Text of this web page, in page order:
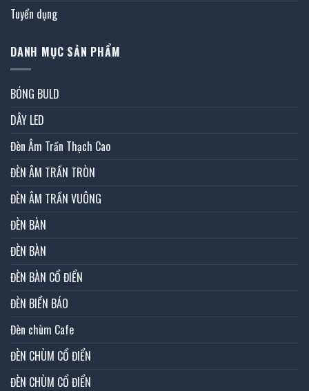
Tuyển dụng
DANH MỤC SẢN PHẨM
BÓNG BULD
DÂY LED
Đèn Âm Trần Thạch Cao
ĐÈN ÂM TRẦN TRÒN
ĐÈN ÂM TRẦN VUÔNG
ĐÈN BÀN
ĐÈN BÀN
ĐÈN BÀN CỔ ĐIỂN
ĐÈN BIỂN BÁO
Đèn chùm Cafe
ĐÈN CHÙM CỔ ĐIỂN
ĐÈN CHÙM CỔ ĐIỂN